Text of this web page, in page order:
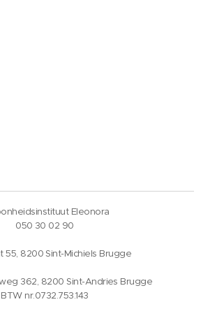
Eleonora
050 30 02 90
55, 8200 Sint-Michiels Brugge
362, 8200 Sint-Andries Brugge
BTW nr.0732.753.143